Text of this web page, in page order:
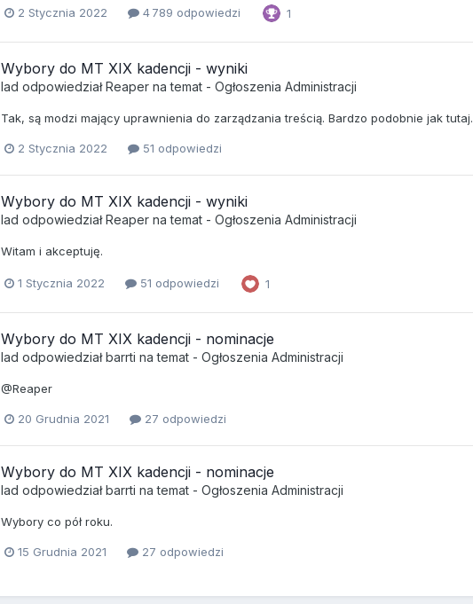
2 Stycznia 2022 4 789 odpowiedzi 1
Wybory do MT XIX kadencji - wyniki
lad odpowiedziałReaper na temat - Ogłoszenia Administracji
Tak, są modzi mający uprawnienia do zarządzania treścią. Bardzo podobnie jak tutaj.
2 Stycznia 2022 51 odpowiedzi
Wybory do MT XIX kadencji - wyniki
lad odpowiedziałReaper na temat - Ogłoszenia Administracji
Witam i akceptuję.
1 Stycznia 2022 51 odpowiedzi 1
Wybory do MT XIX kadencji - nominacje
lad odpowiedziałbarrti na temat - Ogłoszenia Administracji
@Reaper
20 Grudnia 2021 27 odpowiedzi
Wybory do MT XIX kadencji - nominacje
lad odpowiedziałbarrti na temat - Ogłoszenia Administracji
Wybory co pół roku.
15 Grudnia 2021 27 odpowiedzi